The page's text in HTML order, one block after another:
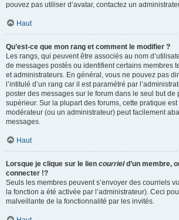
pouvez pas utiliser d’avatar, contactez un
Haut
Qu’est-ce que mon rang et comment le modifier ?
Les rangs, qui peuvent être associés au nom
de messages postés ou identifient certains membres
et administrateurs. En général, vous ne pouvez pas
l’intitulé d’un rang car il est paramétré par
poster des messages sur le forum dans le seul but de
supérieur. Sur la plupart des forums, cette pratique
modérateur (ou un administrateur) peut facilement
messages.
Haut
Lorsque je clique sur le lien courrield’un membre,
connecter !?
Seuls les membres peuvent s’envoyer des courriels
la fonction a été activée par l’administrateur). Ceci
malveillante de la fonctionnalité par les invités.